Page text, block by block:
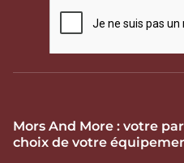
Mors And More : votre
choix de votre